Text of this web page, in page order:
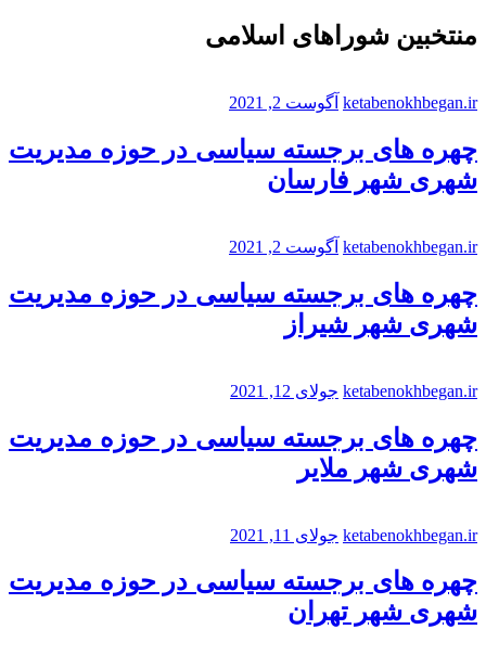
منتخبین شوراهای اسلامی
ketabenokhbegan.ir آگوست 2, 2021
چهره های برجسته سیاسی در حوزه مدیریت
شهری شهر فارسان
ketabenokhbegan.ir آگوست 2, 2021
چهره های برجسته سیاسی در حوزه مدیریت
شهری شهر شیراز
ketabenokhbegan.ir جولای 12, 2021
چهره های برجسته سیاسی در حوزه مدیریت
شهری شهر ملایر
ketabenokhbegan.ir جولای 11, 2021
چهره های برجسته سیاسی در حوزه مدیریت
شهری شهر تهران